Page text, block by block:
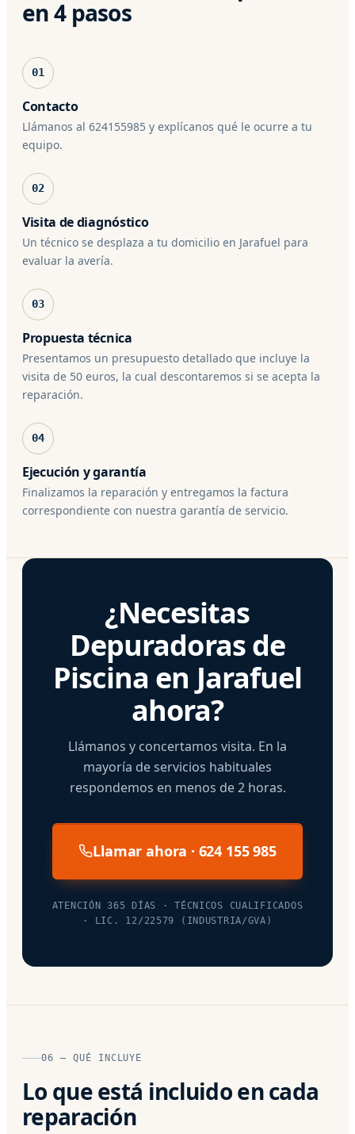
en 4 pasos
01
Contacto
Llámanos al 624155985 y explícanos qué le ocurre a tu
equipo.
02
Visita de diagnóstico
Un técnico se desplaza a tu domicilio en Jarafuel para
evaluar la avería.
03
Propuesta técnica
Presentamos un presupuesto detallado que incluye la
visita de 50 euros, la cual descontaremos si se acepta la
reparación.
04
Ejecución y garantía
Finalizamos la reparación y entregamos la factura
correspondiente con nuestra garantía de servicio.
¿Necesitas
Depuradoras de
Piscina en Jarafuel
ahora?
Llámanos y concertamos visita. En la
mayoría de servicios habituales
respondemos en menos de 2 horas.
Llamar ahora · 624 155 985
ATENCIÓN 365 DÍAS · TÉCNICOS CUALIFICADOS
· LIC. 12/22579 (INDUSTRIA/GVA)
06 — QUÉ INCLUYE
Lo que está incluido en cada
reparación